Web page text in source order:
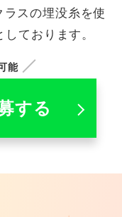
スの埋没糸を使
ております。
能
する